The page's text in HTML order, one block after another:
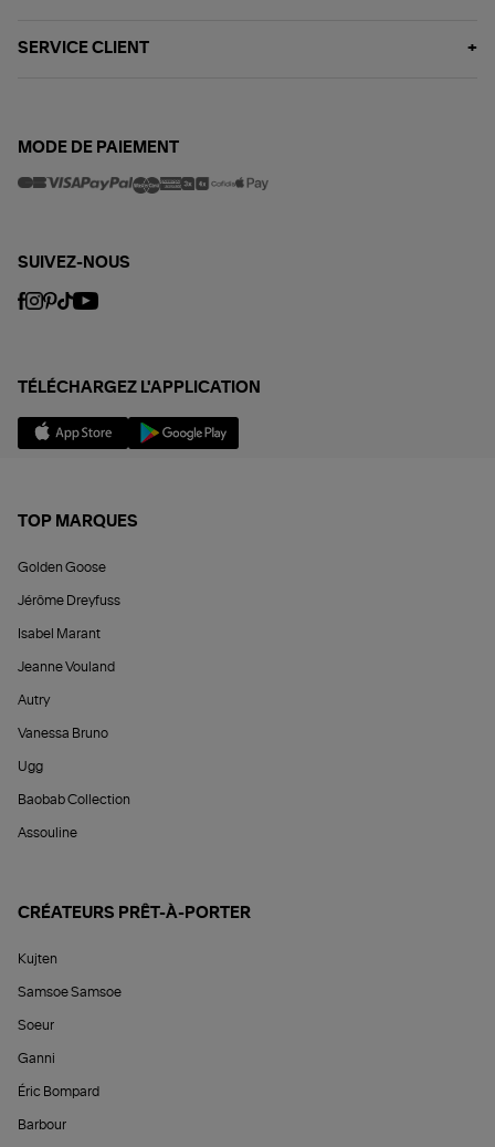
SERVICE CLIENT
MODE DE PAIEMENT
SUIVEZ-NOUS
TÉLÉCHARGEZ L'APPLICATION
TOP MARQUES
Golden Goose
Jérôme Dreyfuss
Isabel Marant
Jeanne Vouland
Autry
Vanessa Bruno
Ugg
Baobab Collection
Assouline
CRÉATEURS PRÊT-À-PORTER
Kujten
Samsoe Samsoe
Soeur
Ganni
Éric Bompard
Barbour